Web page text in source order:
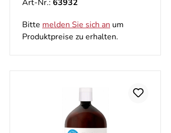
Art-Nr.: 63932
Bitte melden Sie sich an um
Produktpreise zu erhalten.